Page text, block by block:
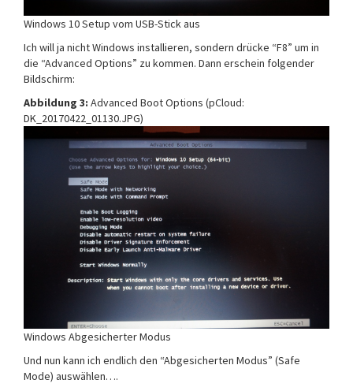
Windows 10 Setup vom USB-Stick aus
Ich will ja nicht Windows installieren, sondern drücke “F8” um in
die “Advanced Options” zu kommen. Dann erschein folgender
Bildschirm:
Abbildung 3: Advanced Boot Options (pCloud:
DK_20170422_01130.JPG)
Windows Abgesicherter Modus
Und nun kann ich endlich den “Abgesicherten Modus” (Safe
Mode) auswählen….